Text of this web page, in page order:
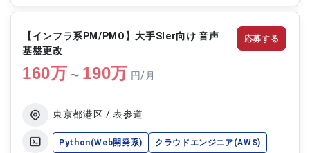
用しており、インフラとアプリケーションの連携や
非機能要件を考慮した開発が求められます。 【作
業内容】 ・自動化基盤開発における要件整理およ
び設計検討を行います ・AWSを活用したシステム
開発および環境構築を実施します ・Business
Analystの要件をもとに開発方針の策定を行います
を実施します ・インフラとアプリケーションの連
【インフラ系PM/PMO】大手SIer向け 音声
基盤更改
160万 〜 190万 円/月
東京都港区 / 表参道
Python(Web開発系) クラウドエンジニア(AWS)
応募する